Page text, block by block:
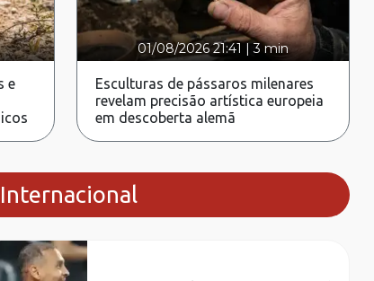
e
01/08/2026 21:41 |3 min
Esculturas de pássaros milenares
revelam precisão artística europeia
em descoberta alemã
Internacional